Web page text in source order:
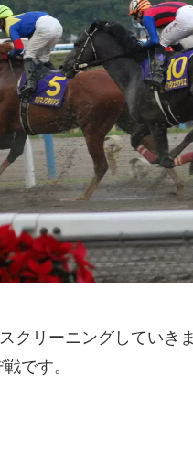
クリーニングしていき
です。